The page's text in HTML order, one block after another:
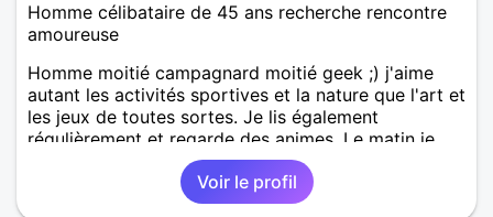
Homme célibataire de 45 ans recherche rencontre
amoureuse
Homme moitié campagnard moitié geek ;) j'aime
autant les activités sportives et la nature que l'art et
les jeux de toutes sortes. Je lis également
régulièrement et regarde des animes. Le matin je
travaille en grande distrib et l'après midi je suis
illustrateur freelance (en tentative de reconversion!).
Voir le profil